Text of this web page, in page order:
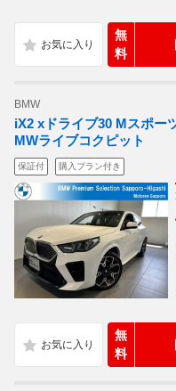
無
料
BMW
iX2 xドライブ30 Mスポ
MWライブコクピット
保証付 購入プラン付き
無
料